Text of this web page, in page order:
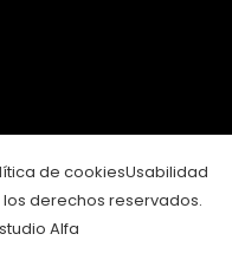
de cookiesUsabilidad
derechos reservados.
Alfa